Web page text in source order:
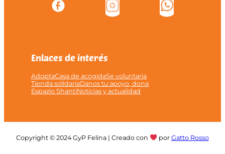
Enlaces de interés
AdoptaCasa de acogidaSe voluntaria
Tienda solidariaDanos tu apoyo, dona
Espazio ShantiNoticias y actualidad
Copyright © 2024 GyP Felina | Creado con por Gatto Rosso